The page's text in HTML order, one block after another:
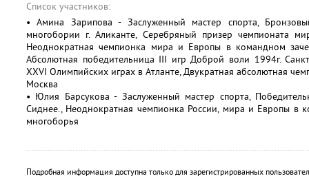
Список участников:
• Амина Зарипова - Заслуженный мастер спорта,
многобории г. Аликанте, Серебряный призер чемпионата
Неоднократная чемпионка мира и Европы в командном
Абсолютная победительница III игр Доброй воли 1994г.
XXVI Олимпийских играх в Атланте, Двукратная абсолютная
Москва
• Юлия Барсукова - Заслуженный мастер спорта,
Сиднее., Неоднократная чемпионка России, мира и Европы в
многоборья
Подробная информация доступна только для зарегистрированных